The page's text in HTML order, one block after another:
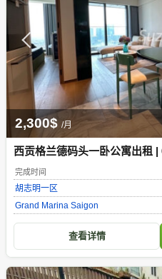
西贡格兰德码头一卧公寓出租
完成时间
胡志明一区
Grand Marina Saigon
2,300$ /月
查看详情